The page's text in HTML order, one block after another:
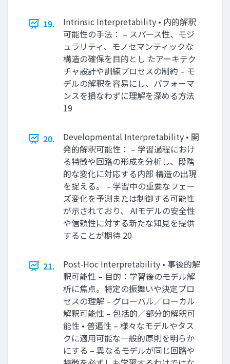
19.
Intrinsic Interpretability • 内的解釈
可能性の手法： – スパース性、モジ
ュラリティ、モノセマンティックな
構造の確保を目的とし たアーキテク
チャ設計や訓練プロセスの制約 – モ
デルの解釈を容易にし、パフォーマ
ンスを損なわずに理解を深める方法
19
20.
Developmental Interpretability • 開
発的解釈可能性： – 学習過程におけ
る特徴や回路の形成を分析し、段階
的な変化に対応する内部 構造の出現
を捉える。 – 学習中の重要なフェー
ズ変化を予測または制御する可能性
が示されており、 AIモデルの安全性
や信頼性に対する新たな知見を提供
することが期待 20
21.
Post-Hoc Interpretability • 事後的解
釈可能性 – 目的：学習後のモデル解
析に焦点。特定の振舞いや決定プロ
セスの理解 – グローバル／ローカル
解釈可能性 – 包括的／部分的解釈可
能性 • 普遍性 – 様々なモデルやタス
クに適用可能な一般的原則を明らか
にする – 異なるモデルが同じ回路や